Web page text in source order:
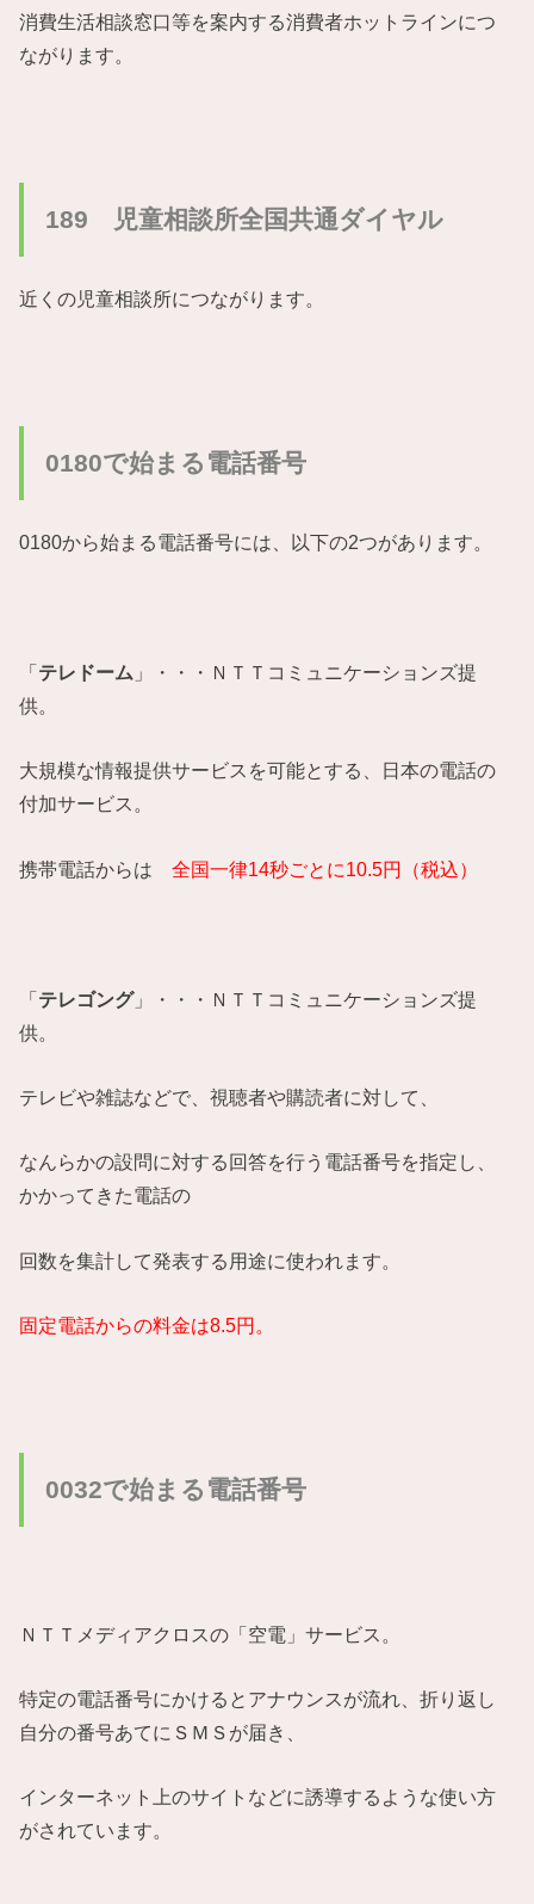
消費生活相談窓口等を案内する消費者ホットラインにつ
ながります。
189 児童相談所全国共通ダイヤル
近くの児童相談所につながります。
0180で始まる電話番号
0180から始まる電話番号には、以下の2つがあります。
「テレドーム 」・・・ＮＴＴコミュニケーションズ提
供。
大規模な情報提供サービスを可能とする、日本の電話の
付加サービス。
携帯電話からは全国一律14秒ごとに10.5円（税込）
「テレゴング」・・・ＮＴＴコミュニケーションズ提
供。
テレビや雑誌などで、視聴者や購読者に対して、
なんらかの設問に対する回答を行う電話番号を指定し、
かかってきた電話の
回数を集計して発表する用途に使われます。
固定電話からの料金は8.5円。
0032で始まる電話番号
ＮＴＴメディアクロスの「空電」サービス。
特定の電話番号にかけるとアナウンスが流れ、折り返し
自分の番号あてにＳＭＳが届き、
インターネット上のサイトなどに誘導するような使い方
がされています。